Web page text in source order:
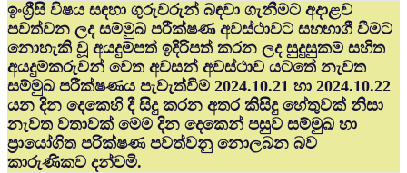
ඉංග්‍රීසි විෂය සඳහා ගුරුවරුන් බඳවා ගැනීමට අදාළව
පවත්වන ලද සම්මුඛ පරීක්ෂණ අවස්ථාවට සහභාගී වීමට
නොහැකි වූ අයදුම්පත් ඉදිරිපත් කරන ලද සුදුසුකම් සහිත
අයදුම්කරුවන් වෙත අවසන් අවස්ථාව යටතේ නැවත
සම්මුඛ පරීක්ෂණය පැවැත්වීම 2024.10.21 හා 2024.10.22
යන දින දෙකෙහි දී සිදු කරන අතර කිසිදු හේතුවක් නිසා
නැවත වතාවක් මෙම දින දෙකෙන් පසුව සම්මුඛ හා
ප්‍රායෝගිත පරික්ෂණ පවත්වනු නොලබන බව
කාරුණිකව දන්වමි.